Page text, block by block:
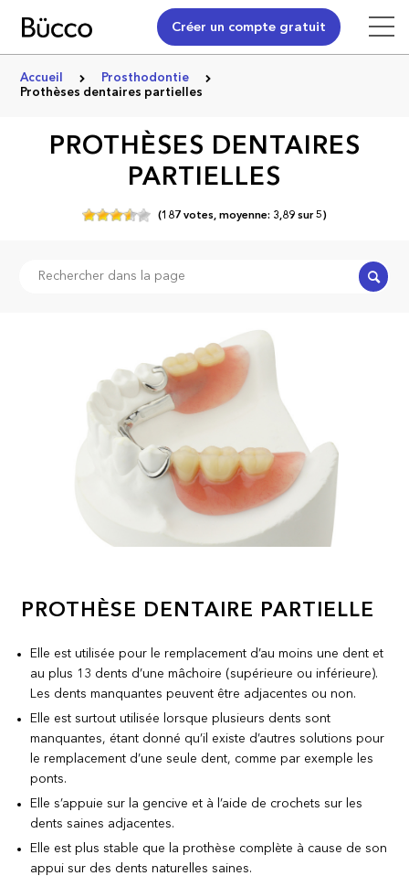
Créer un compte gratuit
Accueil
Prosthodontie
Prothèses dentaires partielles
PROTHÈSES DENTAIRES
PARTIELLES
(187 votes, moyenne: 3,89 sur5)
PROTHÈSE DENTAIRE PARTIELLE
Elle est utilisée pour le remplacement d’au moins une dent et
au plus 13 dents d’une mâchoire (supérieure ou inférieure).
Les dents manquantes peuvent être adjacentes ou non.
Elle est surtout utilisée lorsque plusieurs dents sont
manquantes, étant donné qu’il existe d’autres solutions pour
le remplacement d’une seule dent, comme par exemple les
ponts.
Elle s’appuie sur la gencive et à l’aide de crochets sur les
dents saines adjacentes.
Elle est plus stable que la prothèse complète à cause de son
appui sur des dents naturelles saines.